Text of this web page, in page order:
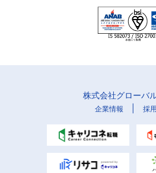
株式会社グローバ
企業情報 採